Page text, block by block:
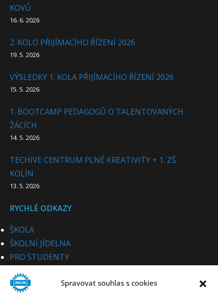
Spravovat souhlas s cookies
KOVŮ
16. 6. 2026
2. KOLO PŘIJÍMACÍHO ŘÍZENÍ 2026
19. 5. 2026
VÝSLEDKY 1. KOLA PŘIJÍMACÍHO ŘÍZENÍ 2026
15. 5. 2026
1. BOOTCAMP PEDAGOGŮ O TALENTOVANÝCH
ŽÁCÍCH
14. 5. 2026
TECHIVE CENTRUM PLNÉ KREATIVITY + 1. ZŠ
KOLÍN
13. 5. 2026
RYCHLÉ ODKAZY
ŠKOLA
ŠKOLNÍ JÍDELNA
PRO STUDENTY
PRO UCHAZEČE
STUDIJNÍ OBORY